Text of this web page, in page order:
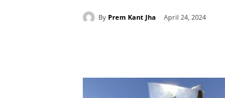
By Prem Kant Jha April 24, 2024